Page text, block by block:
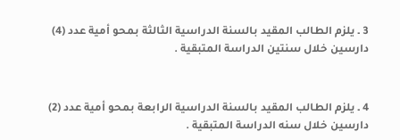
3 ـ يلزم الطالب المقيد بالسنة الدراسية الثالثة بمحو أمية عدد (4)
دارسين خلال سنتين الدراسة المتبقية .
4 ـ يلزم الطالب المقيد بالسنة الدراسية الرابعة بمحو أمية عدد (2)
دارسين خلال سنه الدراسة المتبقية .